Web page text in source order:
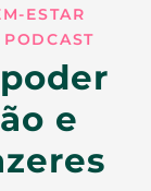
ESTAR
PODCAST
e